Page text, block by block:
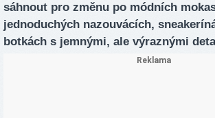
sáhnout pro změnu po módních
jednoduchých nazouvácích,
botkách s jemnými, ale výraznými